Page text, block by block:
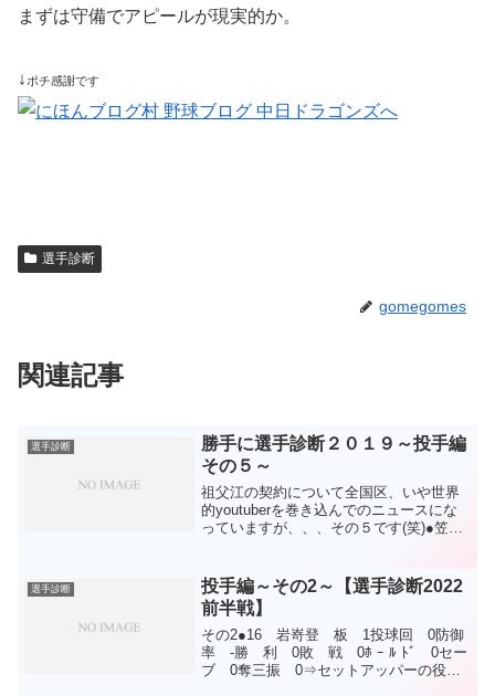
まずは守備でアピールが現実的か。
↓ ポチ感謝です
選手診断
gomegomes
関連記事
選手診断
勝手に選手診断２０１９～投手編
その５～
祖父江の契約について全国区、いや世界
的youtuberを巻き込んでのニュースにな
っていますが、、、その５です(笑)●笠原
全て。怪我ではないのですが、逆に難し
い...
選手診断
投手編～その2～【選手診断2022
前半戦】
その2●16 岩嵜登 板 1投球回 0防御
率 -勝 利 0敗 戦 0ﾎ ｰ ﾙ ﾄﾞ 0セー
ブ 0奪三振 0⇒セットアッパーの役割